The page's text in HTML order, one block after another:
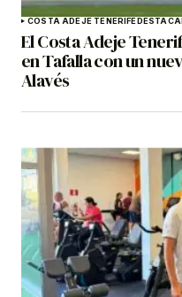
COSTA ADEJE TENERIFE
El Costa Adeje
en Tafalla con un
Alavés